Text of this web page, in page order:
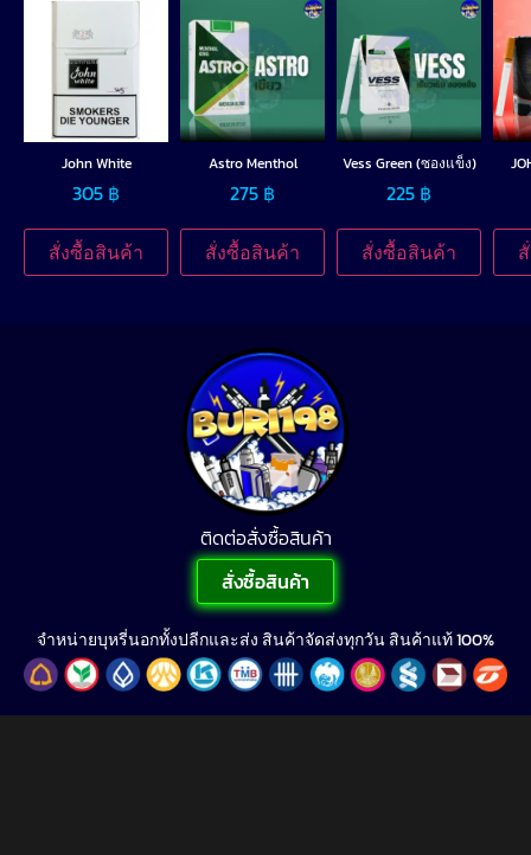
John White
305 ฿
สั่งซื้อสินค้า
Astro Menthol
275 ฿
สั่งซื้อสินค้า
Vess Green (ซองแข็ง)
225 ฿
สั่งซื้อสินค้า
ติดต่อสั่งซื้อสินค้า
สั่งซื้อสินค้า
จำหน่ายบุหรี่นอกทั้งปลีกและส่ง สินค้าจัดส่งทุกวัน สินค้าแท้ 100%